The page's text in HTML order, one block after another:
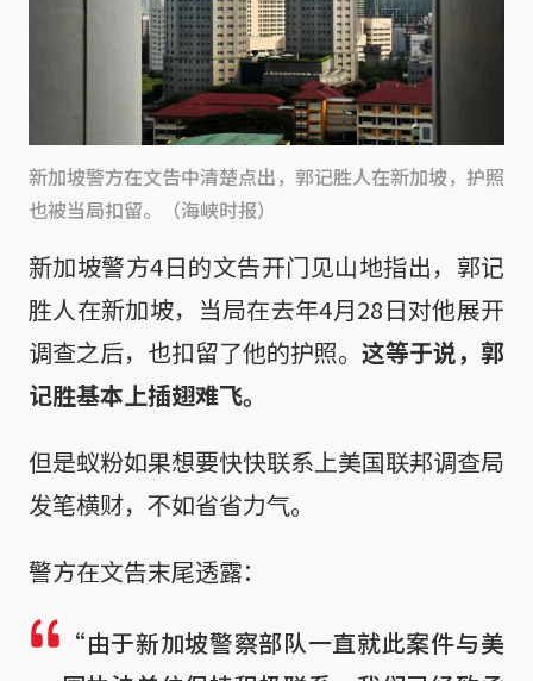
新加坡警方在文告中清楚点出，郭记胜人在新加坡，护照
也被当局扣留。（海峡时报）
新加坡警方4日的文告开门见山地指出，郭记
胜人在新加坡，当局在去年4月28日对他展开
调查之后，也扣留了他的护照。 这等于说，郭
记胜基本上插翅难飞。
但是蚁粉如果想要快快联系上美国联邦调查局
发笔横财，不如省省力气。
警方在文告末尾透露：
“由于新加坡警察部队一直就此案件与美